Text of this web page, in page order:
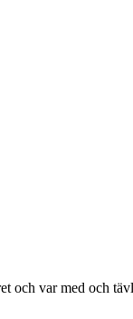
var med och